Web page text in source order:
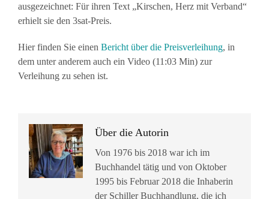
ausgezeichnet: Für ihren Text „Kirschen, Herz mit Verband“
erhielt sie den 3sat-Preis.
Hier finden Sie einen Bericht über die Preisverleihung, in
dem unter anderem auch ein Video (11:03 Min) zur
Verleihung zu sehen ist.
Über die Autorin
Von 1976 bis 2018 war ich im
Buchhandel tätig und von Oktober
1995 bis Februar 2018 die Inhaberin
der Schiller Buchhandlung, die ich